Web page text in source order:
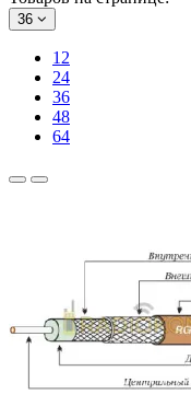
36
12
24
36
48
64